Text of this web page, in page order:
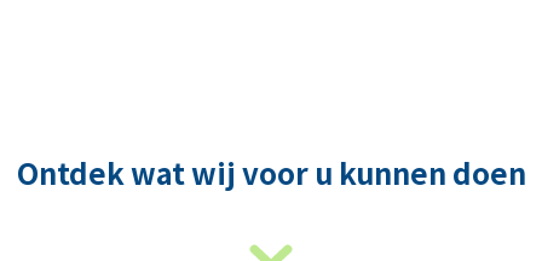
Ontdek wat wij voor u kunnen doen